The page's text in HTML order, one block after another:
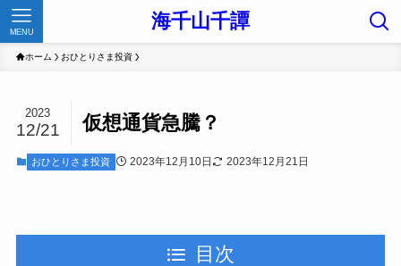
海千山千譚
MENU
ホーム おひとりさま投資
仮想通貨急騰？
2023
12/21
おひとりさま投資 2023年12月10日 2023年12月21日
目次